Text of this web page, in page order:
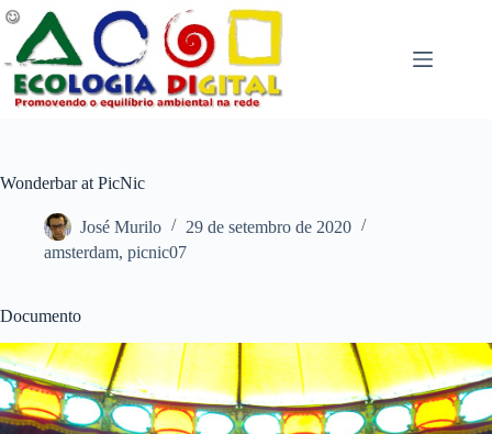
Pular
para
conteúdo
Wonderbar at PicNic
José Murilo
29 de setembro de 2020
amsterdam, picnic07
Documento